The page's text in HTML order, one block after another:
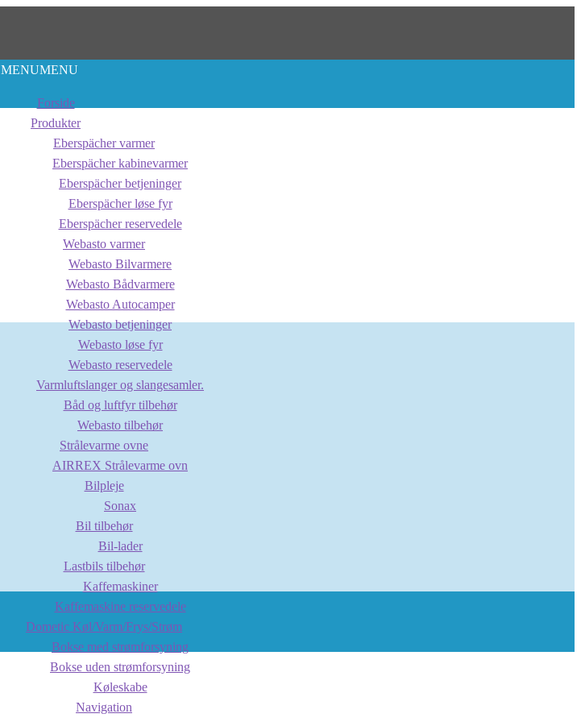
MENUMENU
Forside
Produkter
Eberspächer varmer
Eberspächer kabinevarmer
Eberspächer betjeninger
Eberspächer løse fyr
Eberspächer reservedele
Webasto varmer
Webasto Bilvarmere
Webasto Bådvarmere
Webasto Autocamper
Webasto betjeninger
Webasto løse fyr
Webasto reservedele
Varmluftslanger og slangesamler.
Båd og luftfyr tilbehør
Webasto tilbehør
Strålevarme ovne
AIRREX Strålevarme ovn
Bilpleje
Sonax
Bil tilbehør
Bil-lader
Lastbils tilbehør
Kaffemaskiner
Kaffemaskine reservedele
Dometic Køl/Varm/Frys/Strøm
Bokse med strømforsyning
Bokse uden strømforsyning
Køleskabe
Navigation